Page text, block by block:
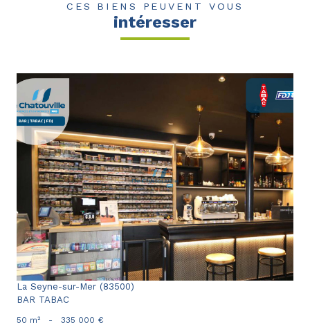
CES BIENS PEUVENT VOUS
intéresser
voir le bien
La Seyne-sur-Mer (83500)
BAR TABAC
50 m² - 335 000 €